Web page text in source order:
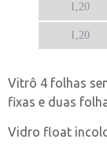
1,20
1,20
Vitrô 4 folhas
fixas e duas
Vidro float